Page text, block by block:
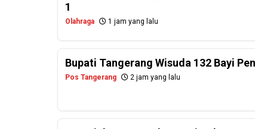
1
Olahraga 1 jam yang lalu
Bupati Tangerang Wisuda 132 Bayi
Pos Tangerang 2 jam yang lalu